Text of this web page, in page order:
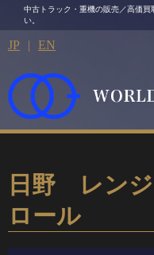
中古トラック・重機の販売／高価
い。
JP | EN
日野 レン
ロール